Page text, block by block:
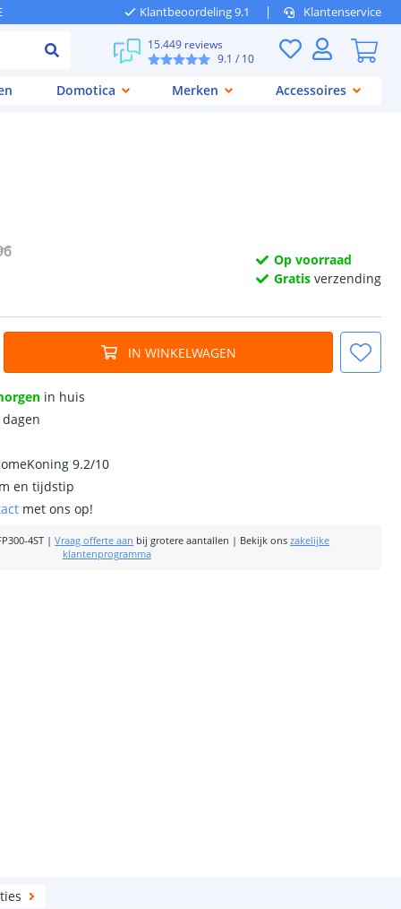
Klantbeoordeling 9.1 Klantenservice
15.449 reviews
9.1 / 10
Domotica Merken Accessoires
Op voorraad
Gratis verzending
IN WINKELWAGEN
in huis
9.2/10
en tijdstip
met ons op!
4ST |Vraag offerte aan bij grotere aantallen | Bekijk ons zakelijke
klantenprogramma